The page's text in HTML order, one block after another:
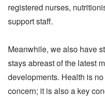
registered nurses,
support staff.
Meanwhile, we also have
stays abreast of the latest
developments. Health is
concern; it is also a key